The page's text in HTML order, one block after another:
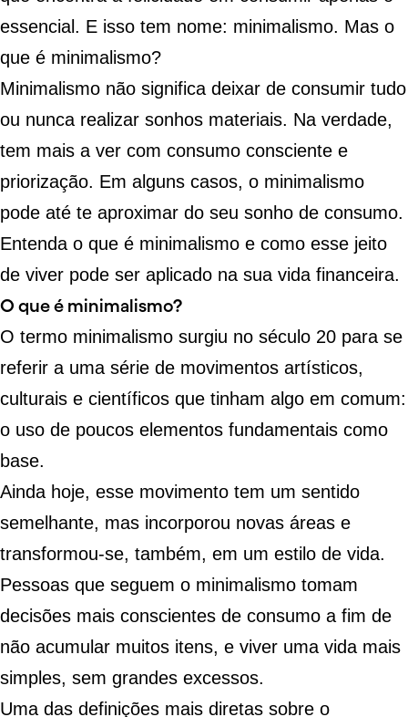
essencial. E isso tem nome: minimalismo. Mas o
que é minimalismo?
Minimalismo não significa deixar de consumir tudo
ou nunca realizar sonhos materiais. Na verdade,
tem mais a ver com consumo consciente e
priorização. Em alguns casos, o minimalismo
pode até te aproximar do seu sonho de consumo.
Entenda o que é minimalismo e como esse jeito
de viver pode ser aplicado na sua vida financeira.
O que é minimalismo?
O termo minimalismo surgiu no século 20 para se
referir a uma série de movimentos artísticos,
culturais e científicos que tinham algo em comum:
o uso de poucos elementos fundamentais como
base.
Ainda hoje, esse movimento tem um sentido
semelhante, mas incorporou novas áreas e
transformou-se, também, em um estilo de vida.
Pessoas que seguem o minimalismo tomam
decisões mais conscientes de consumo a fim de
não acumular muitos itens, e viver uma vida mais
simples, sem grandes excessos.
Uma das definições mais diretas sobre o